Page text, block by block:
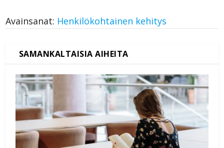
Avainsanat: Henkilökohtainen kehitys